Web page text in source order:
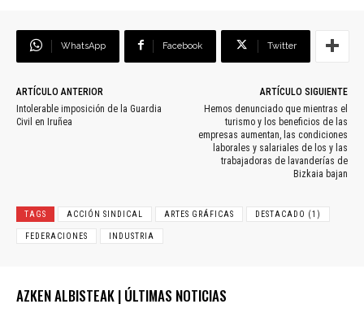
WhatsApp Facebook Twitter
ARTÍCULO ANTERIOR
Intolerable imposición de la Guardia
Civil en Iruñea
ARTÍCULO SIGUIENTE
Hemos denunciado que mientras el
turismo y los beneficios de las
empresas aumentan, las condiciones
laborales y salariales de los y las
trabajadoras de lavanderías de
Bizkaia bajan
TAGS ACCIÓN SINDICAL ARTES GRÁFICAS DESTACADO (1)
FEDERACIONES INDUSTRIA
AZKEN ALBISTEAK | ÚLTIMAS NOTICIAS